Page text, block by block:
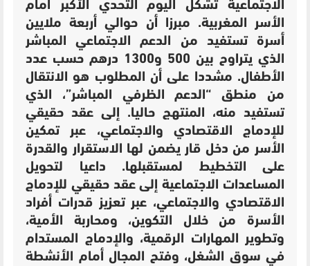
الاجتماعية تشكل اليوم التحدي الأكبر أمام
الأسر المغربية. مبرزا أن حوالي أربعة ملايين
أسرة تستفيد من الدعم الاجتماعي المباشر
الذي يتراوح بين 500 و1300 درهم حسب عدد
الأطفال. مشددا على أن المطلوب هو الانتقال
من منطق “الدعم الظرفي المباشر”، الذي
تستفيد منه، المنتهج حاليا. إلى عقد حقيقي
للإدماج الاقتصادي والاجتماعي، عبر تمكين
الأسر من دخل قار يضمن لها الاستقرار والقدرة
على التخطيط لمستقبلها. داعيا لتحويل
المساعدات الاجتماعية إلى عقد حقيقي للإدماج
الاقتصادي والاجتماعي، عبر تعزيز قدرات أفراد
الأسرة من خلال التكوين، ومحاربة الأمية،
وتطوير المهارات الرقمية، والإدماج المستدام
في سوق الشغل، وفتح المجال أمام الأنشطة